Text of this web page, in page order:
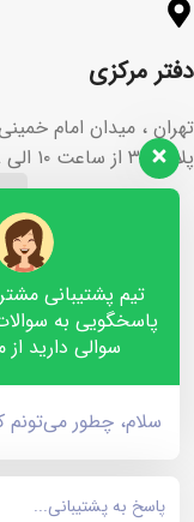
دفتر مرکزی
تهران ، میدان امام
پلاک ۳۶ از ساعت ۱۰ الی ۱۸
تیم پشتیبانی
پاسخگویی به
سوالی دارید از
سلام، چطور می‌تونم